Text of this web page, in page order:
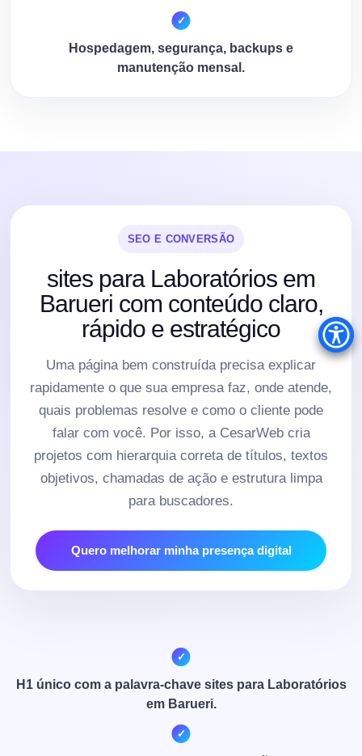
Hospedagem, segurança, backups e
manutenção mensal.
SEO E CONVERSÃO
sites para Laboratórios em
Barueri com conteúdo claro,
rápido e estratégico
Uma página bem construída precisa explicar
rapidamente o que sua empresa faz, onde atende,
quais problemas resolve e como o cliente pode
falar com você. Por isso, a CesarWeb cria
projetos com hierarquia correta de títulos, textos
objetivos, chamadas de ação e estrutura limpa
para buscadores.
Quero melhorar minha presença digital
H1 único com a palavra-chave sites para Laboratórios
em Barueri.